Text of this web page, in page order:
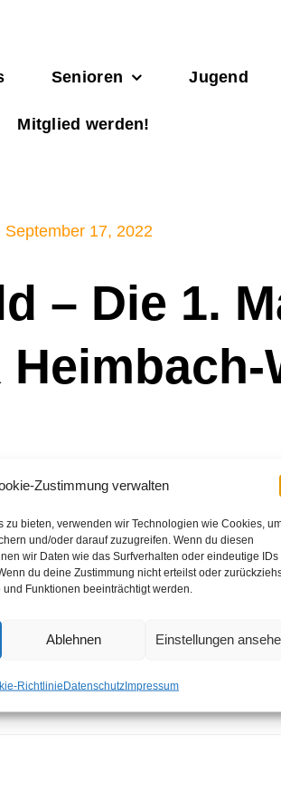
Zustimmung verwalten
zu bieten, verwenden wir Technologien wie Cookies,
und/oder darauf zuzugreifen. Wenn du diesen
wir Daten wie das Surfverhalten oder eindeutige IDs
du deine Zustimmung nicht erteilst oder
Funktionen beeinträchtigt werden.
Ablehnen Einstellungen
RichtlinieDatenschutzImpressum
Senioren Jugend
Mitglied werden!
September 17, 2022
– Die 1.
Heimbach-
in der Saison 2021/2022